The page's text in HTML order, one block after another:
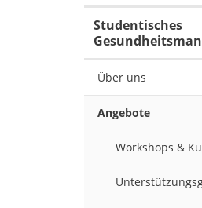
Studentisches
Über uns
Angebote
Workshops &